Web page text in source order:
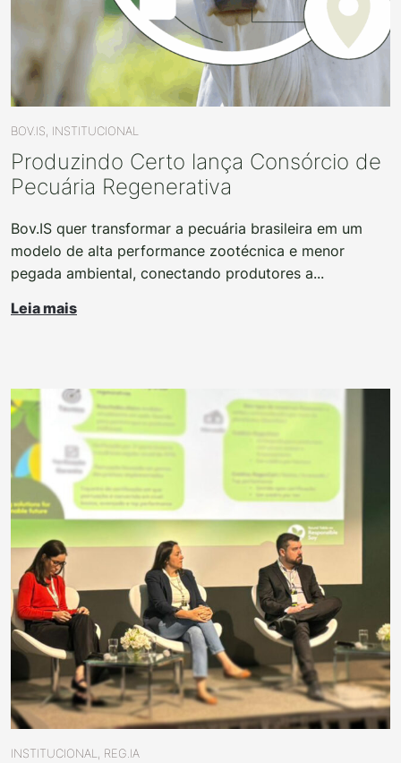
BOV.IS, INSTITUCIONAL
Produzindo Certo lança Consórcio de
Pecuária Regenerativa
Bov.IS quer transformar a pecuária brasileira em um
modelo de alta performance zootécnica e menor
pegada ambiental, conectando produtores a...
Leia mais
INSTITUCIONAL, REG.IA